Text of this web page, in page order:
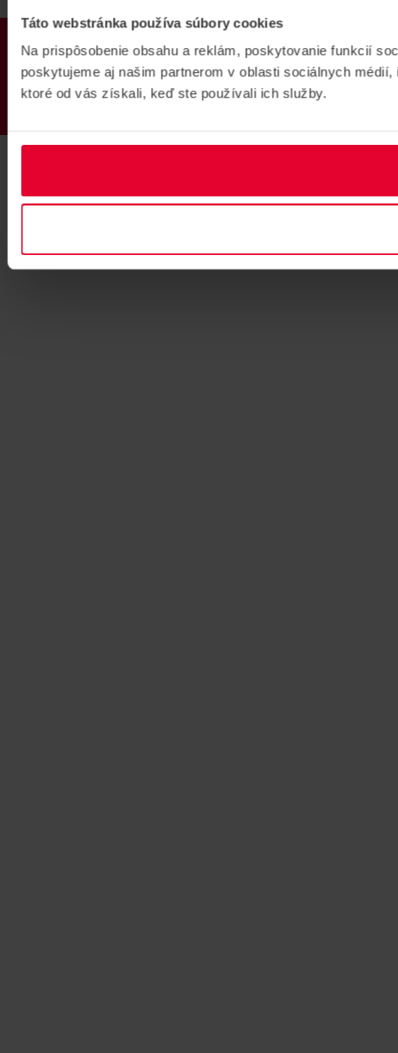
Táto webstránka používa súbory cookies
Na prispôsobenie obsahu a reklám, poskytovanie funkcií
poskytujeme aj našim partnerom v oblasti sociálnych
ktoré od vás získali, keď ste používali ich služby.
PRODUKTY